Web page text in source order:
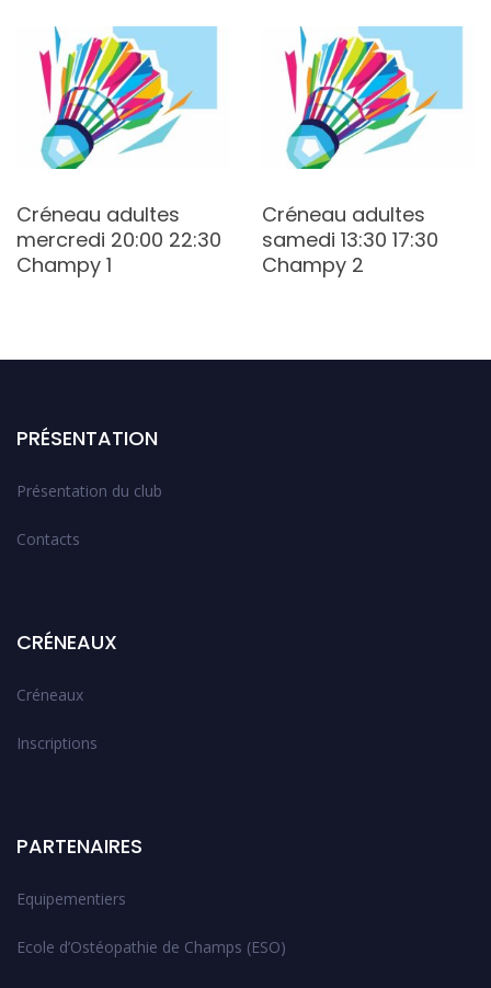
Créneau adultes
mercredi 20:00 22:30
Champy 1
Créneau adultes
samedi 13:30 17:30
Champy 2
PRÉSENTATION
Présentation du club
Contacts
CRÉNEAUX
Créneaux
Inscriptions
PARTENAIRES
Equipementiers
Ecole d’Ostéopathie de Champs (ESO)